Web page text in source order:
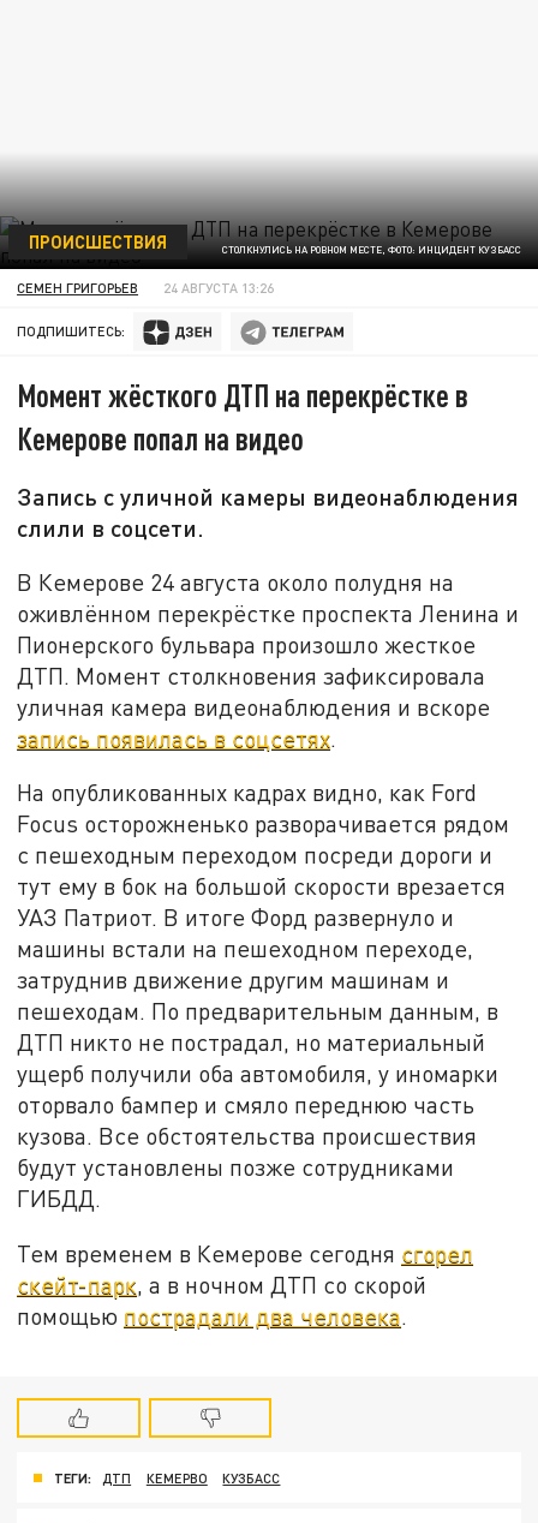
СТОЛКНУЛИСЬ НА РОВНОМ МЕСТЕ, ФОТО: ИНЦИДЕНТ КУЗБАСС
ПРОИСШЕСТВИЯ
СЕМЕН ГРИГОРЬЕВ 24 АВГУСТА 13:26
ПОДПИШИТЕСЬ:
Момент жёсткого ДТП на перекрёстке в
Кемерове попал на видео
Запись с уличной камеры видеонаблюдения
слили в соцсети.
В Кемерове 24 августа около полудня на
оживлённом перекрёстке проспекта Ленина и
Пионерского бульвара произошло жесткое
ДТП. Момент столкновения зафиксировала
уличная камера видеонаблюдения и вскоре
запись появилась в соцсетях.
На опубликованных кадрах видно, как Ford
Focus осторожненько разворачивается рядом
с пешеходным переходом посреди дороги и
тут ему в бок на большой скорости врезается
УАЗ Патриот. В итоге Форд развернуло и
машины встали на пешеходном переходе,
затруднив движение другим машинам и
пешеходам. По предварительным данным, в
ДТП никто не пострадал, но материальный
ущерб получили оба автомобиля, у иномарки
оторвало бампер и смяло переднюю часть
кузова. Все обстоятельства происшествия
будут установлены позже сотрудниками
ГИБДД.
Тем временем в Кемерове сегодня сгорел
скейт-парк, а в ночном ДТП со скорой
помощью пострадали два человека.
ТЕГИ: ДТП КЕМЕРВО КУЗБАСС